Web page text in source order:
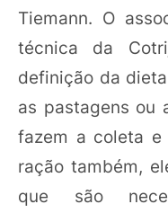
Tiemann. O
técnica da
definição da
as pastagens ou
fazem a coleta e
ração também,
que são